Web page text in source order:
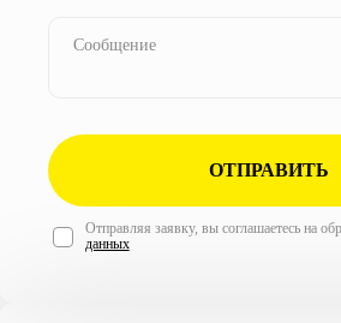
ОТПРАВИТЬ
Отправляя заявку, вы соглашаетесь на
данных